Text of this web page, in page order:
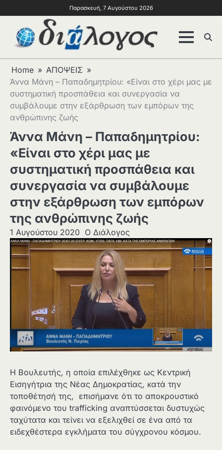
Παρασκευή, 7 Αυγούστου 2026
Home
ΑΠΟΨΕΙΣ
Άννα Μάνη – Παπαδημητρίου: «Είναι στο χέρι μας με
συστηματική προσπάθεια και συνεργασία να
συμβάλουμε στην εξάρθρωση των εμπόρων της
ανθρώπινης ζωής
Άννα Μάνη – Παπαδημητρίου:
«Είναι στο χέρι μας με
συστηματική προσπάθεια και
συνεργασία να συμβάλουμε
στην εξάρθρωση των εμπόρων
της ανθρώπινης ζωής
1 Αυγούστου 2020 Ο Διάλογος
Η Βουλευτής, η οποία επιλέχθηκε ως Κεντρική
Εισηγήτρια της Νέας Δημοκρατίας, κατά την
τοποθέτησή της, επισήμανε ότι το αποκρουστικό
φαινόμενο του trafficking αναπτύσσεται δυστυχώς
ταχύτατα και τείνει να εξελιχθεί σε ένα από τα
ειδεχθέστερα εγκλήματα του σύγχρονου κόσμου.